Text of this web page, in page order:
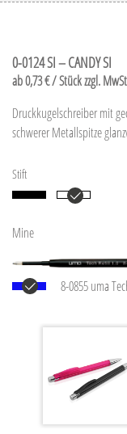
0-0124 SI – CANDY SI
ab 0,73 € / Stück zzgl.
Druckkugelschreiber mit
schwerer Metallspitze
Stift
Mine
8-0855 uma
schwarzem
4.500 m.
uma Tech
weiches